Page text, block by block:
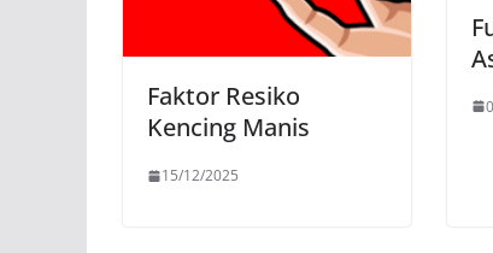
Faktor Resiko
Kencing Manis
15/12/2025